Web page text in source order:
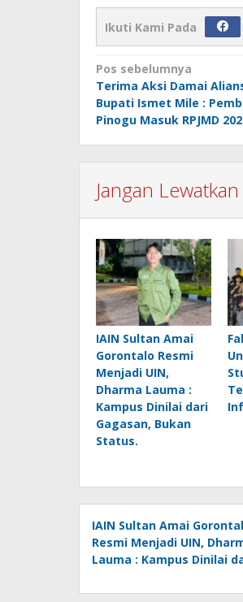
Ikuti Kami Pada
Navigasi
pos
Pos sebelumnya
Terima Aksi Damai
Bupati Ismet Mile :
Pinogu Masuk RPJMD
Jangan Lewatkan
IAIN Sultan Amai
Gorontalo Resmi
Menjadi UIN,
Dharma Lauma :
Kampus Dinilai dari
Gagasan, Bukan
Status.
IAIN Sultan Amai
Resmi Menjadi UIN,
Lauma : Kampus Dinilai